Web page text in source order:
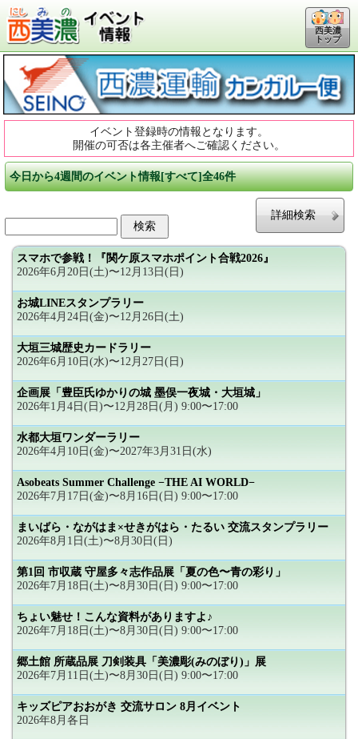
西美濃
トップ
イベント登録時の情報となります。
開催の可否は各主催者へご確認ください。
今日から4週間のイベント情報[すべて]全46件
詳細検索
スマホで参戦！『関ケ原スマホポイント合戦2026』
2026年6月20日(土)〜12月13日(日)
お城LINEスタンプラリー
2026年4月24日(金)〜12月26日(土)
大垣三城歴史カードラリー
2026年6月10日(水)〜12月27日(日)
企画展「豊臣氏ゆかりの城 墨俣一夜城・大垣城」
2026年1月4日(日)〜12月28日(月) 9:00〜17:00
水都大垣ワンダーラリー
2026年4月10日(金)〜2027年3月31日(水)
Asobeats Summer Challenge −THE AI WORLD−
2026年7月17日(金)〜8月16日(日) 9:00〜17:00
まいばら・ながはま×せきがはら・たるい 交流スタンプラリー
2026年8月1日(土)〜8月30日(日)
第1回 市収蔵 守屋多々志作品展「夏の色〜青の彩り」
2026年7月18日(土)〜8月30日(日) 9:00〜17:00
ちょい魅せ！こんな資料がありますよ♪
2026年7月18日(土)〜8月30日(日) 9:00〜17:00
郷土館 所蔵品展 刀剣装具「美濃彫(みのぼり)」展
2026年7月11日(土)〜8月30日(日) 9:00〜17:00
キッズピアおおがき 交流サロン 8月イベント
2026年8月各日